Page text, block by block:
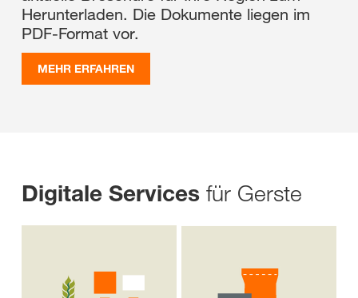
Herunterladen. Die Dokumente liegen im
PDF-Format vor.
MEHR ERFAHREN
Digitale Services für Gerste